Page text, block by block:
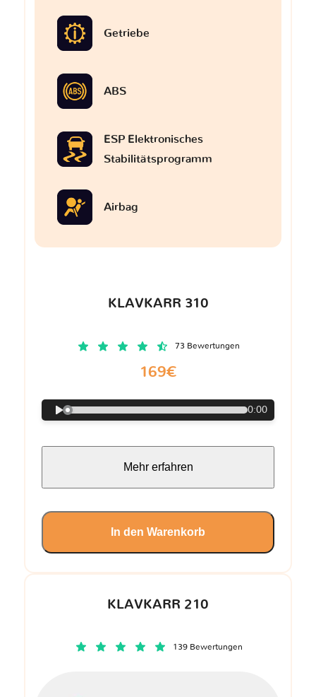
KLAVKARR 210
139 Bewertungen
Getriebe
ABS
ESP Elektronisches
Stabilitätsprogramm
Airbag
KLAVKARR 310
73 Bewertungen
169€
0:00
Mehr erfahren
In den Warenkorb